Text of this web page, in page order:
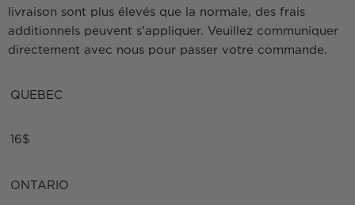
livraison sont plus élevés que la normale, des frais
additionnels peuvent s’appliquer. Veuillez communiquer
directement avec nous pour passer votre commande.
QUEBEC
16$
ONTARIO